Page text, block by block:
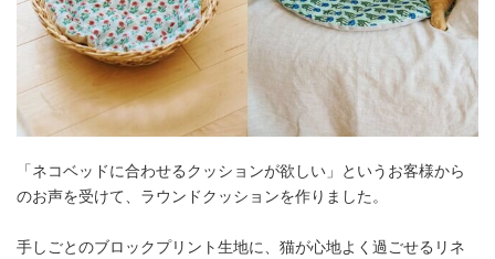
「ネコベッドに合わせるクッションが欲しい」というお客様から
のお声を受けて、ラウンドクッションを作りました。
手しごとのブロックプリント生地に、猫が心地よく過ごせるリネ